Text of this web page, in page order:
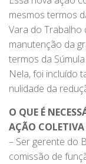
mesmos termos
Vara do Trabalho
manutenção da
termos da
Nela, foi incluído
nulidade da
O QUE É
AÇÃO COLETIVA
– Ser gerente do
comissão de